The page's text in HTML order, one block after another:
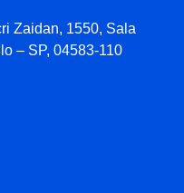
Zaidan, 1550, Sala
– SP, 04583-110